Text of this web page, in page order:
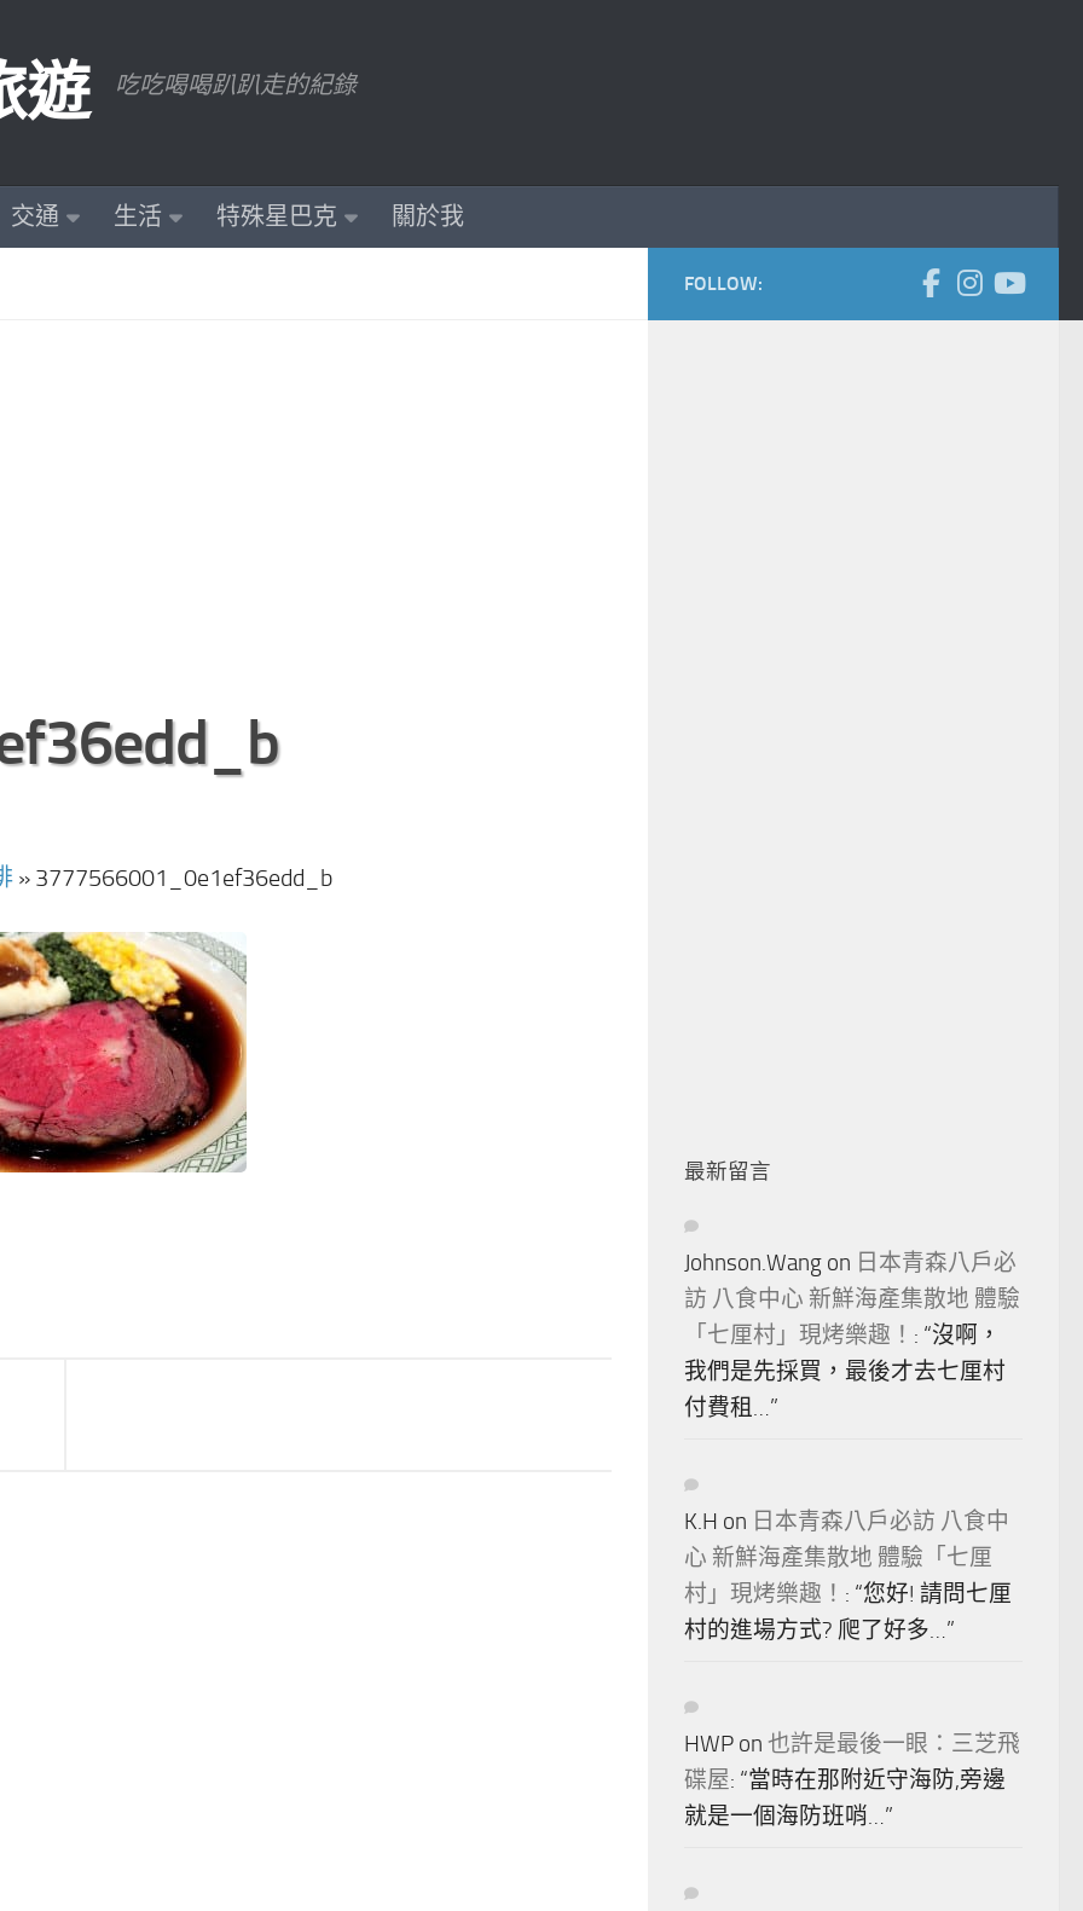
遊 吃吃喝喝趴趴走的紀錄
交通 生活 特殊星巴克 關於我
» 3777566001_0e1ef36edd_b
FOLLOW:
最新留言
Johnson.Wang on 日本青森八戶必
訪 八食中心 新鮮海產集散地 體驗
「七厘村」現烤樂趣！ : “沒啊，
我們是先採買，最後才去七厘村
付費租…”
K.H on 日本青森八戶必訪 八食中
心 新鮮海產集散地 體驗「七厘
村」現烤樂趣！ : “您好! 請問七厘
村的進場方式? 爬了好多…”
HWP on 也許是最後一眼：三芝飛
碟屋: “當時在那附近守海防,旁邊
就是一個海防班哨…”